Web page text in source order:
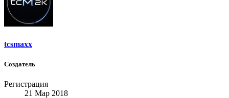
tcsmaxx
Создатель
Регистрация
21 Мар 2018